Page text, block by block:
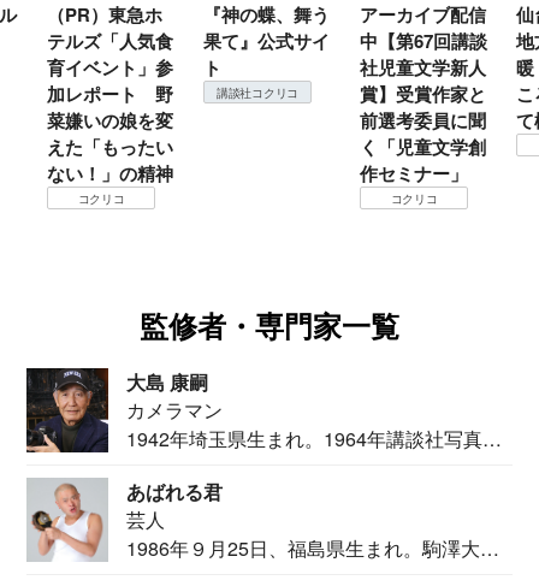
（PR）東急ホ
テルズ「人気食
育イベント」参
加レポート 野
菜嫌いの娘を変
えた「もったい
ない！」の精神
コクリコ
『神の蝶、舞う
果て』公式サイ
ト
講談社コクリコ
アーカイブ配信
中【第67回講談
社児童文学新人
賞】受賞作家と
前選考委員に聞
く「児童文学創
作セミナー」
コクリコ
仙
地
て
監修者・専門家一覧
大島 康嗣
カメラマン
1942年埼玉県生まれ。1964年講談社写真部
あばれる君
芸人
1986年９月25日、福島県生まれ。駒澤大学